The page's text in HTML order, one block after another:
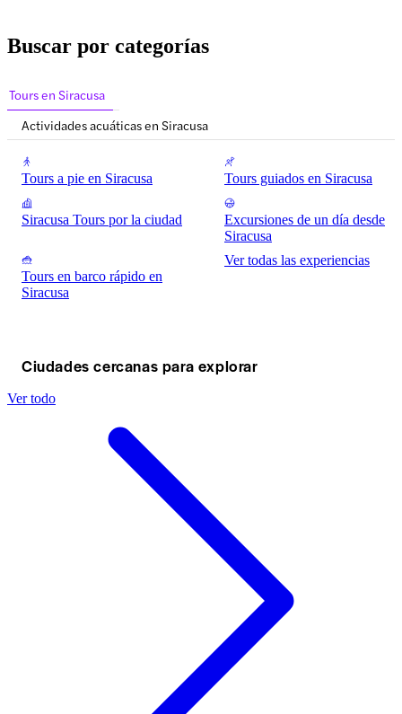
Buscar por categorías
Tours en Siracusa
Actividades acuáticas en Siracusa
Tours a pie en Siracusa Tours guiados en Siracusa
Siracusa Tours por la ciudad
Excursiones de un día desde
Siracusa
Tours en barco rápido en
Siracusa
Ver todas las experiencias
Ciudades cercanas para explorar
Ver todo